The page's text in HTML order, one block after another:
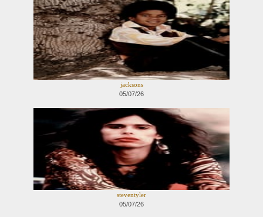
jacksons
05/07/26
steventyler
05/07/26